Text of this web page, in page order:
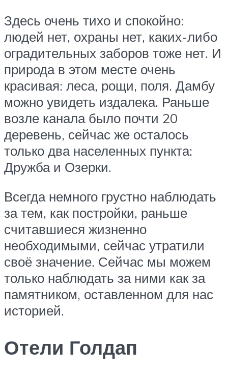
Здесь очень тихо и спокойно:
людей нет, охраны нет, каких-либо
оградительных заборов тоже нет. И
природа в этом месте очень
красивая: леса, рощи, поля. Дамбу
можно увидеть издалека. Раньше
возле канала было почти 20
деревень, сейчас же осталось
только два населенных пункта:
Дружба и Озерки.
Всегда немного грустно наблюдать
за тем, как постройки, раньше
считавшиеся жизненно
необходимыми, сейчас утратили
своё значение. Сейчас мы можем
только наблюдать за ними как за
памятником, оставленном для нас
историей.
Отели Голдап